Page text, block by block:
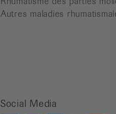
Autres maladies
Social Media